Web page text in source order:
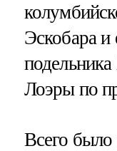
Эскобара и
Лоэры по
Всего